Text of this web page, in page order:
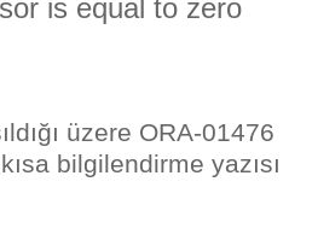
is equal to zero
üzere ORA-01476
bilgilendirme yazısı